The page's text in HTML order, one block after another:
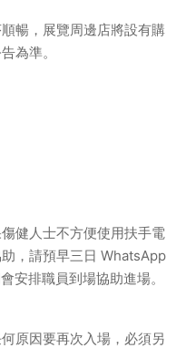
暢，展覽周邊店將設有購
為準。
健人士不方便使用扶手電
，請預早三日 WhatsApp
安排職員到場協助進場。
原因要再次入場，必須另